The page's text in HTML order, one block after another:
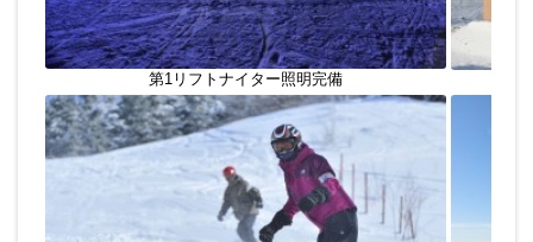
第1リフトナイター照明完備